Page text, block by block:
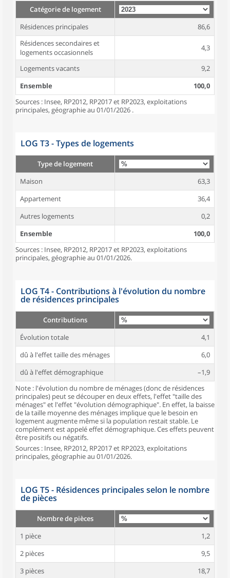
Catégorie de logement
Résidences principales
86,6
Résidences secondaires et
logements occasionnels
4,3
Logements vacants
9,2
Ensemble
100,0
Sources : Insee, RP2012, RP2017 et RP2023, exploitations
principales, géographie au 01/01/2026 .
LOG T3 - Types de logements
Type de logement
Maison
63,3
Appartement
36,4
Autres logements
0,2
Ensemble
100,0
Sources : Insee, RP2012, RP2017 et RP2023, exploitations
principales, géographie au 01/01/2026.
LOG T4 - Contributions à l'évolution du nombre
de résidences principales
Contributions
Évolution totale
4,1
dû à l'effet taille des ménages
6,0
dû à l'effet démographique
–1,9
Note : l'évolution du nombre de ménages (donc de résidences
principales) peut se découper en deux effets, l'effet "taille des
ménages" et l'effet "évolution démographique". En effet, la baisse
de la taille moyenne des ménages implique que le besoin en
logement augmente même si la population restait stable. Le
complément est appelé effet démographique. Ces effets peuvent
être positifs ou négatifs.
Sources : Insee, RP2012, RP2017 et RP2023, exploitations
principales, géographie au 01/01/2026.
LOG T5 - Résidences principales selon le nombre
de pièces
Nombre de pièces
1 pièce
1,2
2 pièces
9,5
3 pièces
18,7